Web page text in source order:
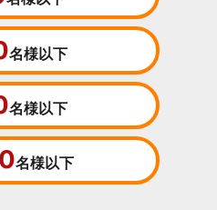
名様以下
名様以下
名様以下